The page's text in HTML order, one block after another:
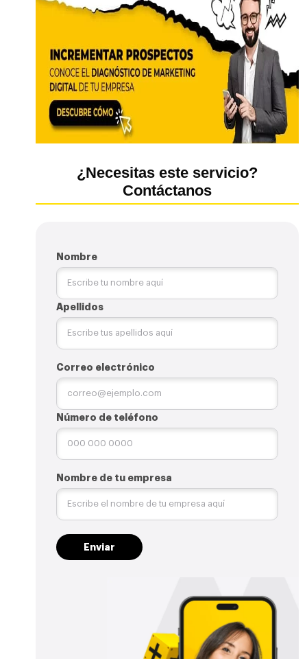
¿Necesitas este servicio?
Contáctanos
Nombre
Apellidos
Correo electrónico
Número de teléfono
Nombre de tu empresa